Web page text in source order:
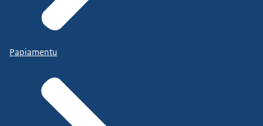
Papiamentu